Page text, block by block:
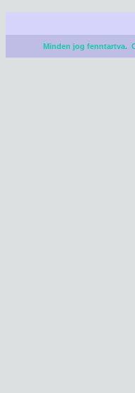
Minden jog fenntartva.